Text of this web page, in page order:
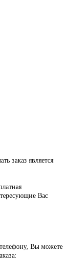
заказ является
Вас
Вы можете